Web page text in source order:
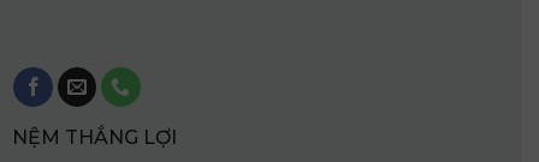
NỆM THẮNG LỢI